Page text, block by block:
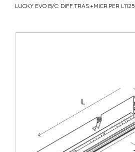
LUCKY EVO B/C: DIFF.TRAS.+MICR.PER L1125